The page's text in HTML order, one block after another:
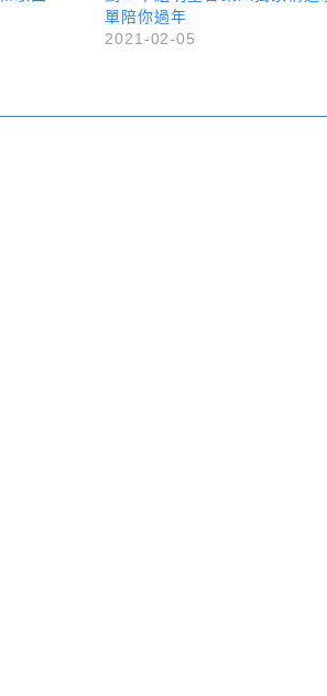
單陪你過年
2021-02-05